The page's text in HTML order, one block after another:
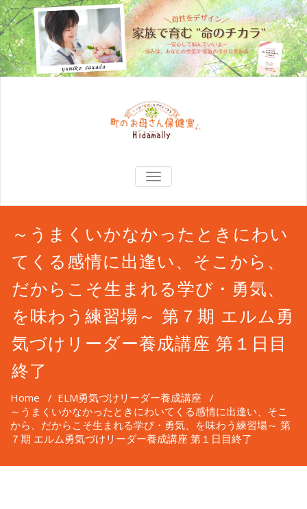
TOGGLE
NAVIGATION
～うまくいかなかったときにわい
てくる感情に出逢い、そこから、
だからこそ生まれる学び・勇気、
を味わう練習場～ 第７期 エルム勇
気づけリーダー養成講座 第１日目
終了
Home / ELM勇気づけリーダー養成講座 /
～うまくいかなかったときにわいてくる感情に出逢い、そこ
から、だからこそ生まれる学び・勇気、を味わう練習場～ 第
７期 エルム勇気づけリーダー養成講座 第１日目終了